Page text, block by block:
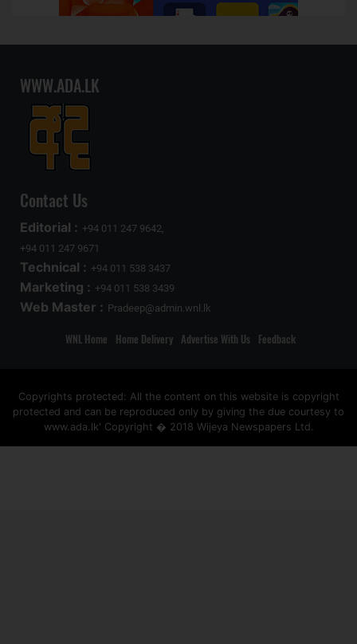
WWW.ADA.LK
Contact Us
Editorial : +94 011 247 9642,
+94 011 247 9671
Technical : +94 011 538 3437
Marketing : +94 011 538 3439
Web Master : Pradeep@admin.wnl.lk
WNL Home Home Delivery Advertise With Us Feedback
Copyrights protected: All the content on this website is copyright
protected and can be reproduced only by giving the due courtesy to
www.ada.lk' Copyright � 2018 Wijeya Newspapers Ltd.